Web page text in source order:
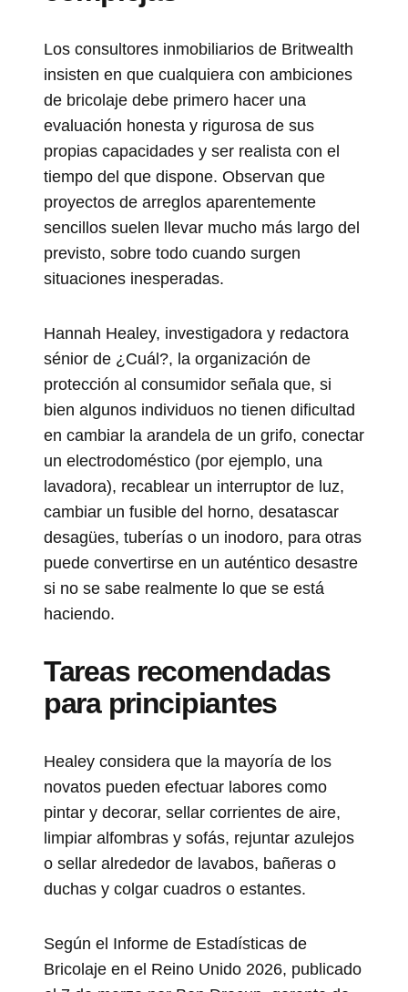
Los consultores inmobiliarios de Britwealth
insisten en que cualquiera con ambiciones
de bricolaje debe primero hacer una
evaluación honesta y rigurosa de sus
propias capacidades y ser realista con el
tiempo del que dispone. Observan que
proyectos de arreglos aparentemente
sencillos suelen llevar mucho más largo del
previsto, sobre todo cuando surgen
situaciones inesperadas.
Hannah Healey, investigadora y redactora
sénior de ¿Cuál?, la organización de
protección al consumidor señala que, si
bien algunos individuos no tienen dificultad
en cambiar la arandela de un grifo, conectar
un electrodoméstico (por ejemplo, una
lavadora), recablear un interruptor de luz,
cambiar un fusible del horno, desatascar
desagües, tuberías o un inodoro, para otras
puede convertirse en un auténtico desastre
si no se sabe realmente lo que se está
haciendo.
Tareas recomendadas
para principiantes
Healey considera que la mayoría de los
novatos pueden efectuar labores como
pintar y decorar, sellar corrientes de aire,
limpiar alfombras y sofás, rejuntar azulejos
o sellar alrededor de lavabos, bañeras o
duchas y colgar cuadros o estantes.
Según el Informe de Estadísticas de
Bricolaje en el Reino Unido 2026, publicado